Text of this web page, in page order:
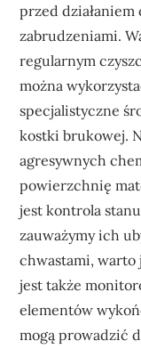
przed
zabrudzeniami.
regularnym
można
specjalistyczne
kostki brukowej.
agresywnych
powierzchnię
jest kontrola
zauważymy ich
chwastami, warto
jest także
elementów
mogą prowadzić